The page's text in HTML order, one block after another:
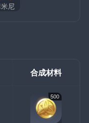
尼
合成材料
500